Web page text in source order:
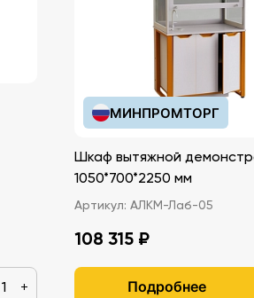
+
МИНПРОМТОРГ
Шкаф вытяжной
1050*700*2250 мм
Артикул: АЛКМ-Лаб-05
108 315 ₽
Подробнее